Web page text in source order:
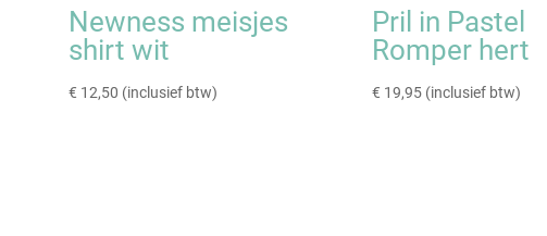
Newness meisjes
shirt wit
€ 12,50 (inclusief btw)
Pril in Pastel
Romper hert
€ 19,95 (inclusief btw)